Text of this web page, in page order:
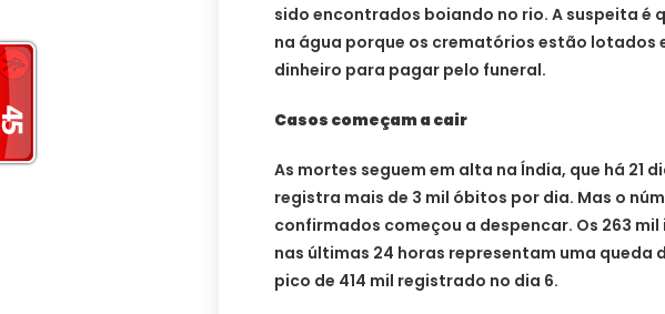
sido encontrados boiando no rio. A suspeita é
na água porque os crematórios estão lotados
dinheiro para pagar pelo funeral.
Casos começam a cair
As mortes seguem em alta na Índia, que há 21
registra mais de 3 mil óbitos por dia. Mas o
confirmados começou a despencar. Os 263
nas últimas 24 horas representam uma queda
pico de 414 mil registrado no dia 6.